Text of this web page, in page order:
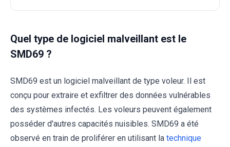
Quel type de logiciel malveillant est le
SMD69 ?
SMD69 est un logiciel malveillant de type voleur. Il est
conçu pour extraire et exfiltrer des données vulnérables
des systèmes infectés. Les voleurs peuvent également
posséder d'autres capacités nuisibles. SMD69 a été
observé en train de proliférer en utilisant la technique